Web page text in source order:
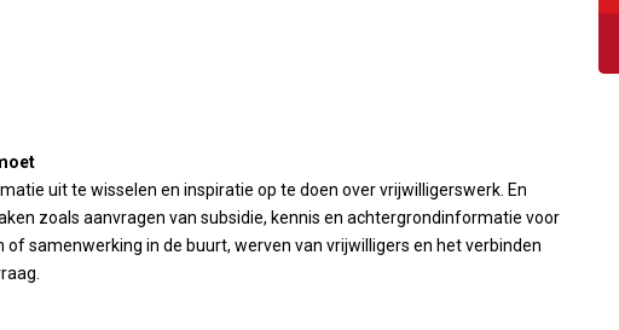
uit te wisselen en inspiratie op te doen over vrijwilligerswerk. En
zoals aanvragen van subsidie, kennis en achtergrondinformatie voor
samenwerking in de buurt, werven van vrijwilligers en het verbinden